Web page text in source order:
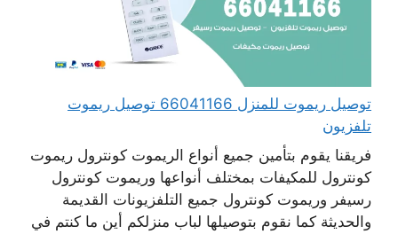
توصيل ريموت للمنزل 66041166 توصيل ريموت
تلفزيون
فريقنا يقوم بتأمين جميع أنواع الريموت كونترول ريموت
كونترول للمكيفات بمختلف أنواعها وريموت كونترول
رسيفر وريموت كونترول جميع التلفزيونات القديمة
والحديثة كما نقوم بتوصيلها لباب منزلكم أين ما كنتم في